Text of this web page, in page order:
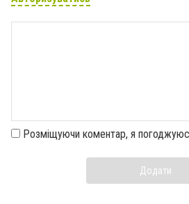
Розміщуючи коментар, я
Додати